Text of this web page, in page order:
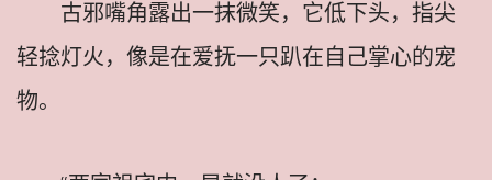
古邪嘴角露出一抹微笑，它低下头，指尖
轻捻灯火，像是在爱抚一只趴在自己掌心的宠
物。